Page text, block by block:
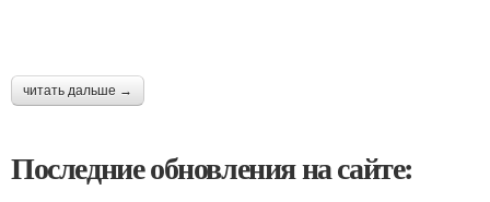
читать дальше →
Последние обновления на сайте: